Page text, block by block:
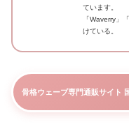
ています。
「Waverry」
けている。
骨格ウェーブ専門通販サイト